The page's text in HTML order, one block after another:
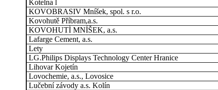
Kotelna l
KOVOBRASIV Mníšek, spol. s r.o.
Kovohutě Příbram,a.s.
KOVOHUTÌ MNÍŠEK, a.s.
Lafarge Cement, a.s.
Lety
LG.Philips Displays Technology Center Hranice
Lihovar Kojetín
Lovochemie, a.s., Lovosice
Lučební závody a.s. Kolín